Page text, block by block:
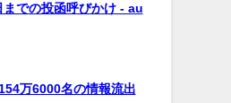
での投函呼びかけ - au
万6000名の情報流出